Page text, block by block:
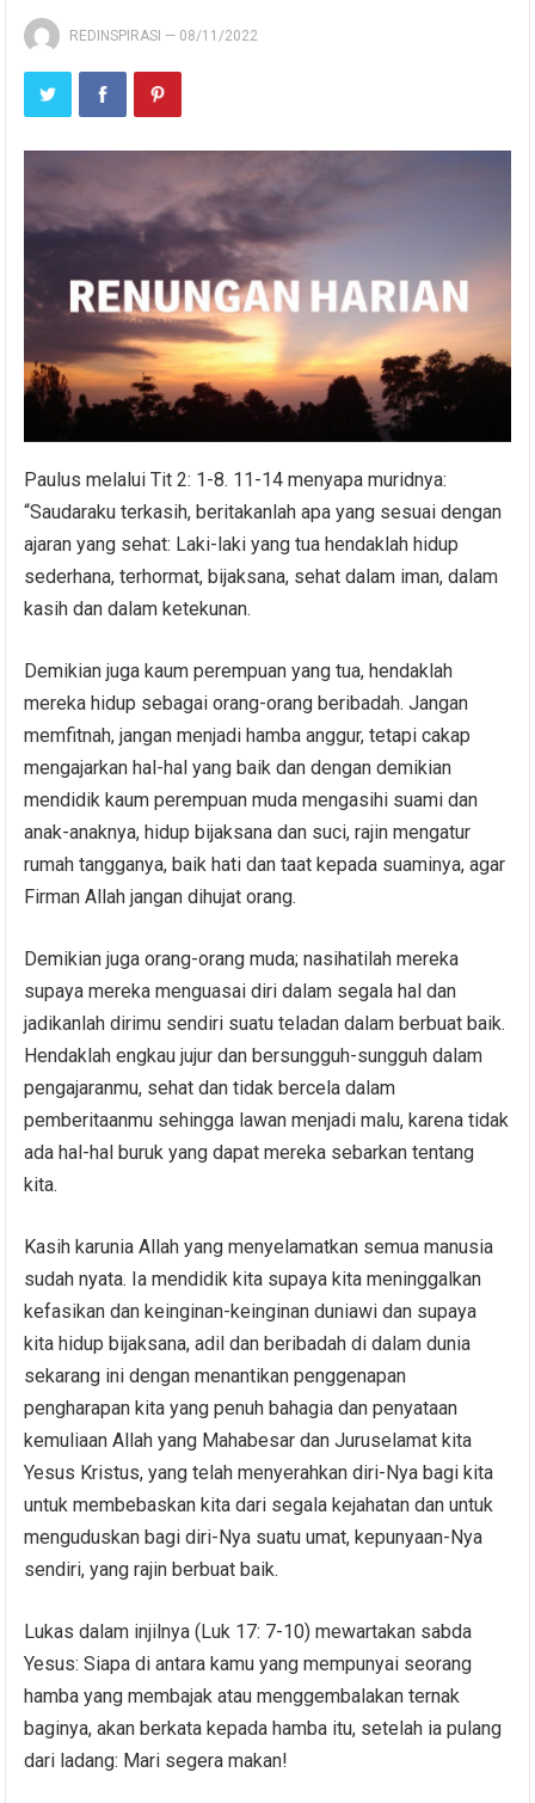
REDINSPIRASI — 08/11/2022
Paulus melalui Tit 2: 1-8. 11-14 menyapa muridnya:
“Saudaraku terkasih, beritakanlah apa yang sesuai dengan
ajaran yang sehat: Laki-laki yang tua hendaklah hidup
sederhana, terhormat, bijaksana, sehat dalam iman, dalam
kasih dan dalam ketekunan.
Demikian juga kaum perempuan yang tua, hendaklah
mereka hidup sebagai orang-orang beribadah. Jangan
memfitnah, jangan menjadi hamba anggur, tetapi cakap
mengajarkan hal-hal yang baik dan dengan demikian
mendidik kaum perempuan muda mengasihi suami dan
anak-anaknya, hidup bijaksana dan suci, rajin mengatur
rumah tangganya, baik hati dan taat kepada suaminya, agar
Firman Allah jangan dihujat orang.
Demikian juga orang-orang muda; nasihatilah mereka
supaya mereka menguasai diri dalam segala hal dan
jadikanlah dirimu sendiri suatu teladan dalam berbuat baik.
Hendaklah engkau jujur dan bersungguh-sungguh dalam
pengajaranmu, sehat dan tidak bercela dalam
pemberitaanmu sehingga lawan menjadi malu, karena tidak
ada hal-hal buruk yang dapat mereka sebarkan tentang
kita.
Kasih karunia Allah yang menyelamatkan semua manusia
sudah nyata. Ia mendidik kita supaya kita meninggalkan
kefasikan dan keinginan-keinginan duniawi dan supaya
kita hidup bijaksana, adil dan beribadah di dalam dunia
sekarang ini dengan menantikan penggenapan
pengharapan kita yang penuh bahagia dan penyataan
kemuliaan Allah yang Mahabesar dan Juruselamat kita
Yesus Kristus, yang telah menyerahkan diri-Nya bagi kita
untuk membebaskan kita dari segala kejahatan dan untuk
menguduskan bagi diri-Nya suatu umat, kepunyaan-Nya
sendiri, yang rajin berbuat baik.
Lukas dalam injilnya (Luk 17: 7-10) mewartakan sabda
Yesus: Siapa di antara kamu yang mempunyai seorang
hamba yang membajak atau menggembalakan ternak
baginya, akan berkata kepada hamba itu, setelah ia pulang
dari ladang: Mari segera makan!